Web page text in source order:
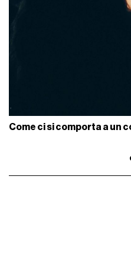
Come ci si comporta a un